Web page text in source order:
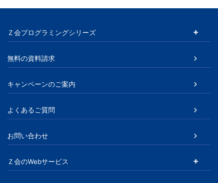
Ｚ会プログラミングシリーズ
無料の資料請求
キャンペーンのご案内
よくあるご質問
お問い合わせ
Ｚ会のWebサービス